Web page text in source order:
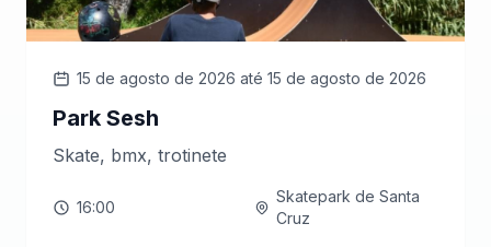
15 de agosto de 2026 até 15 de agosto de 2026
Park Sesh
Skate, bmx, trotinete
16:00
Skatepark de Santa
Cruz